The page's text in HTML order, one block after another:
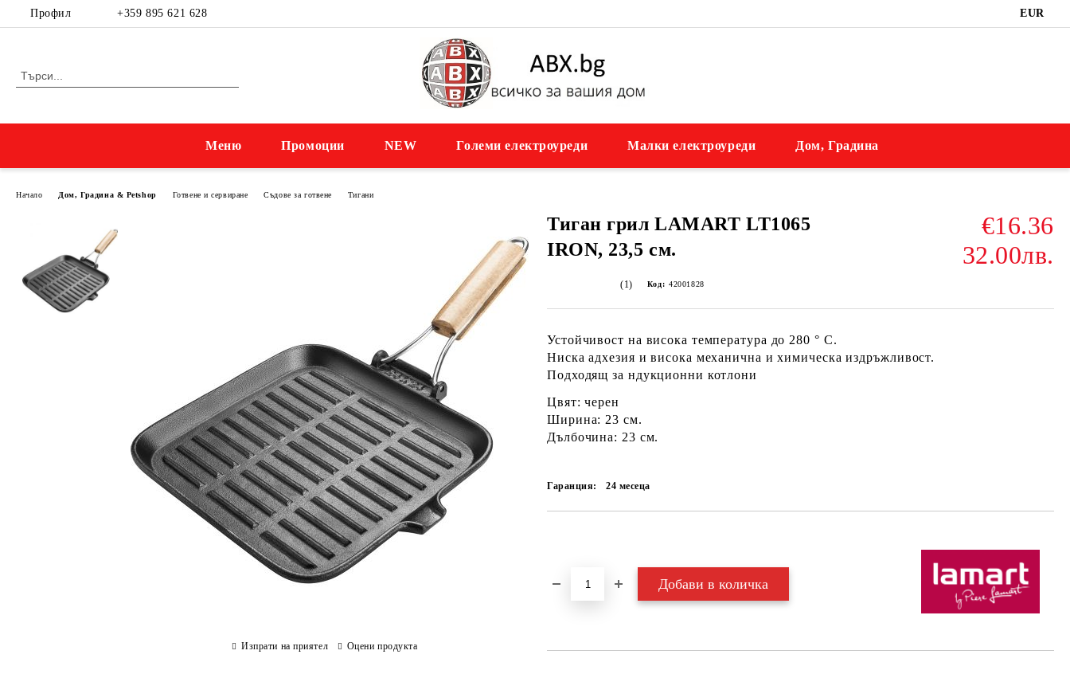
Профил +359 895 621 628 EUR
Меню Промоции NEW Големи електроуреди Малки електроуреди Дом, Градина
Начало Дом, Градина & Petshop Готвене и сервиране Съдове за готвене Тигани
Тиган грил LAMART LT1065
IRON, 23,5 см.
€16.36
32.00лв.
(1) Код: 42001828
Устойчивост на висока температура до 280 ° C.
Ниска адхезия и висока механична и химическа издръжливост.
Подходящ за ндукционни котлони
Цвят: черен
Ширина: 23 см.
Дълбочина: 23 cм.
Гаранция: 24 месеца
Изпрати на приятел Оцени продукта